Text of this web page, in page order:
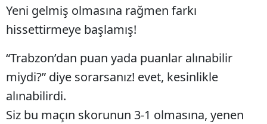
Trabzon
Şanlıurfa
Uşak
Yeni gelmiş olmasına rağmen farkı
hissettirmeye başlamış!
“Trabzon’dan puan yada puanlar alınabilir
miydi?” diye sorarsanız! evet, kesinlikle
alınabilirdi.
Siz bu maçın skorunun 3-1 olmasına, yenen